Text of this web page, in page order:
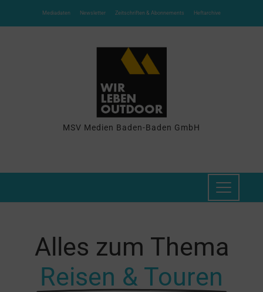
Mediadaten Newsletter Zeitschriften & Abonnements Heftarchive
MSV Medien Baden-Baden GmbH
Alles zum Thema
Reisen & Touren